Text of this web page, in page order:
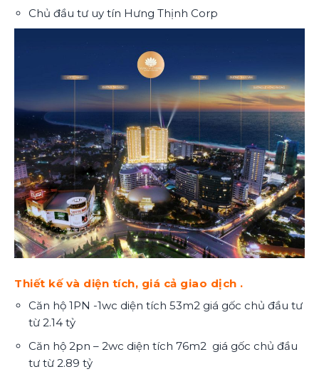
Chủ đầu tư uy tín Hưng Thịnh Corp
Thiết kế và diện tích, giá cả giao dịch .
Căn hộ 1PN -1wc diện tích 53m2 giá gốc chủ đầu tư
từ 2.14 tỷ
Căn hộ 2pn – 2wc diện tích 76m2 giá gốc chủ đầu
tư từ 2.89 tỷ